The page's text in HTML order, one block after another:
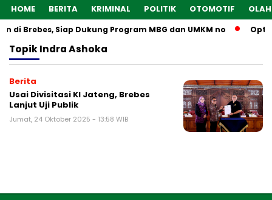
HOME BERITA KRIMINAL POLITIK OTOMOTIF
di Brebes, Siap Dukung Program MBG dan UMKM no
TopikIndra Ashoka
Berita
Usai Divisitasi KI Jateng, Brebes
Lanjut Uji Publik
Jumat, 24 Oktober 2025 - 13:58 WIB